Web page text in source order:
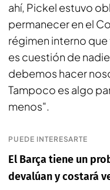
ahí, Pickel estuvo
permanecer en el
régimen interno
es cuestión de
debemos hacer
Tampoco es algo
menos".
PUEDE INTERESARTE
El Barça tiene un
devalúan y costará